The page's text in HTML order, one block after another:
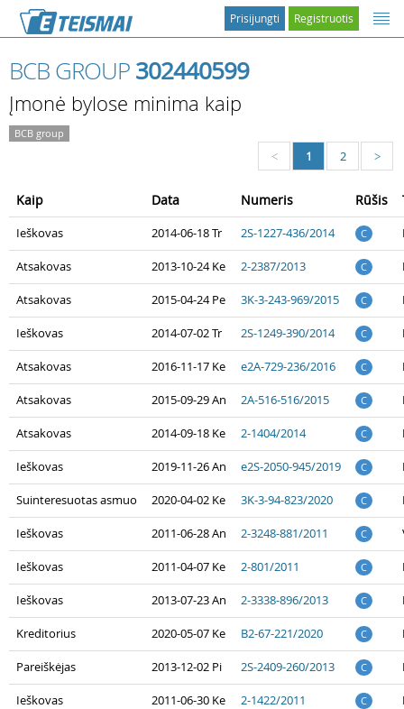
Registruotis
Prisijungti
BCB GROUP 302440599
Įmonė bylose minima kaip
BCB group
< 1 2 >
Kaip Data Numeris Rūšis
Ieškovas 2014-06-18 Tr 2S-1227-436/2014 C
Atsakovas 2013-10-24 Ke 2-2387/2013 C
Atsakovas 2015-04-24 Pe 3K-3-243-969/2015 C
Ieškovas 2014-07-02 Tr 2S-1249-390/2014 C
Atsakovas 2016-11-17 Ke e2A-729-236/2016 C
Atsakovas 2015-09-29 An 2A-516-516/2015 C
Atsakovas 2014-09-18 Ke 2-1404/2014 C
Ieškovas 2019-11-26 An e2S-2050-945/2019 C
Suinteresuotas asmuo 2020-04-02 Ke 3K-3-94-823/2020 C
Ieškovas 2011-06-28 An 2-3248-881/2011 C
Ieškovas 2011-04-07 Ke 2-801/2011 C
Ieškovas 2013-07-23 An 2-3338-896/2013 C
Kreditorius 2020-05-07 Ke B2-67-221/2020 C
Pareiškėjas 2013-12-02 Pi 2S-2409-260/2013 C
Ieškovas 2011-06-30 Ke 2-1422/2011 C